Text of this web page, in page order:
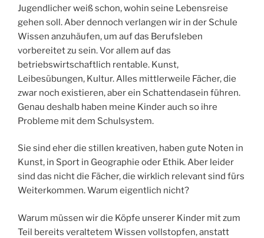
Jugendlicher weiß schon, wohin seine Lebensreise
gehen soll. Aber dennoch verlangen wir in der Schule
Wissen anzuhäufen, um auf das Berufsleben
vorbereitet zu sein. Vor allem auf das
betriebswirtschaftlich rentable. Kunst,
Leibesübungen, Kultur. Alles mittlerweile Fächer, die
zwar noch existieren, aber ein Schattendasein führen.
Genau deshalb haben meine Kinder auch so ihre
Probleme mit dem Schulsystem.
Sie sind eher die stillen kreativen, haben gute Noten in
Kunst, in Sport in Geographie oder Ethik. Aber leider
sind das nicht die Fächer, die wirklich relevant sind fürs
Weiterkommen. Warum eigentlich nicht?
Warum müssen wir die Köpfe unserer Kinder mit zum
Teil bereits veraltetem Wissen vollstopfen, anstatt